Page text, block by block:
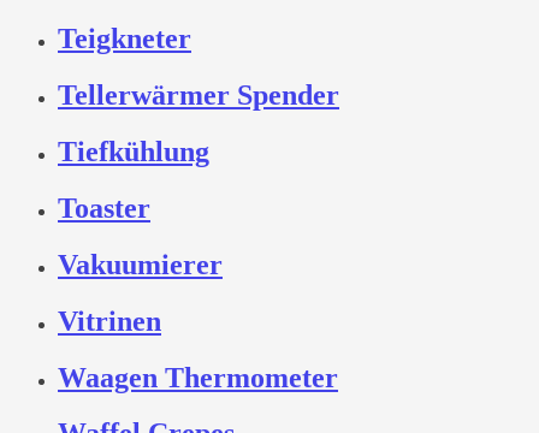
Teigkneter
Tellerwärmer Spender
Tiefkühlung
Toaster
Vakuumierer
Vitrinen
Waagen Thermometer